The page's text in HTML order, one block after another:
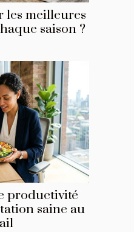
les meilleures
saison ?
productivité
saine au